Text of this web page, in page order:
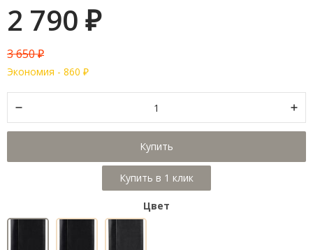
2 790 ₽
3 650₽
Экономия - 860 ₽
Купить
Цвет